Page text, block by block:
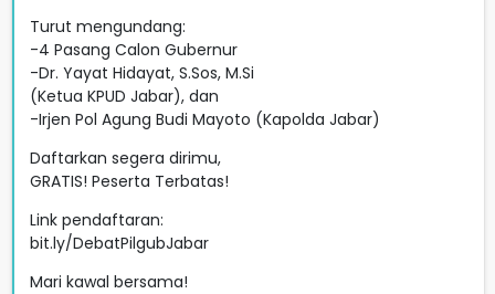
Turut mengundang:
-4 Pasang Calon Gubernur
-Dr. Yayat Hidayat, S.Sos, M.Si
(Ketua KPUD Jabar), dan
-Irjen Pol Agung Budi Mayoto (Kapolda Jabar)
Daftarkan segera dirimu,
GRATIS! Peserta Terbatas!
Link pendaftaran:
bit.ly/DebatPilgubJabar
Mari kawal bersama!